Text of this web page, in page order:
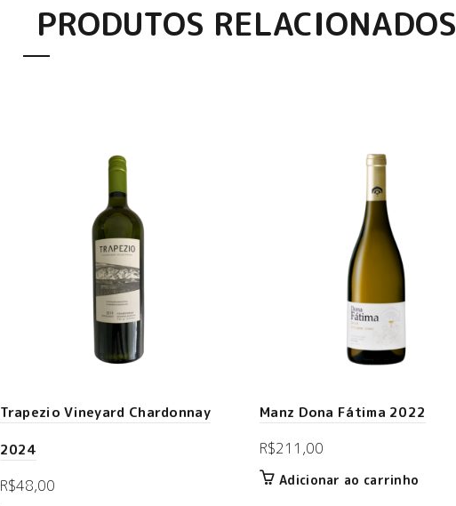
PRODUTOS RELACIONADOS
Trapezio Vineyard Chardonnay
2024
R$48,00
Manz Dona Fátima 2022
R$211,00
Adicionar ao carrinho